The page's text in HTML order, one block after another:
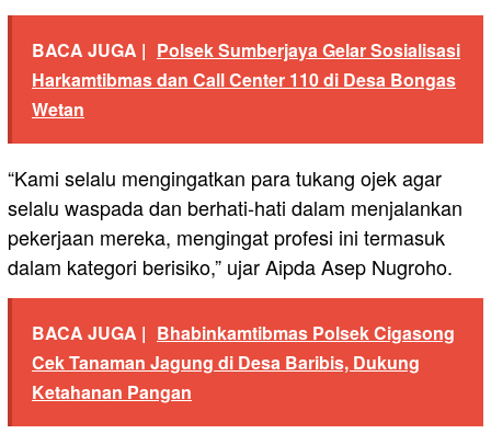
BACA JUGA | Polsek Sumberjaya Gelar Sosialisasi
Harkamtibmas dan Call Center 110 di Desa Bongas
Wetan
“Kami selalu mengingatkan para tukang ojek agar
selalu waspada dan berhati-hati dalam menjalankan
pekerjaan mereka, mengingat profesi ini termasuk
dalam kategori berisiko,” ujar Aipda Asep Nugroho.
BACA JUGA | Bhabinkamtibmas Polsek Cigasong
Cek Tanaman Jagung di Desa Baribis, Dukung
Ketahanan Pangan